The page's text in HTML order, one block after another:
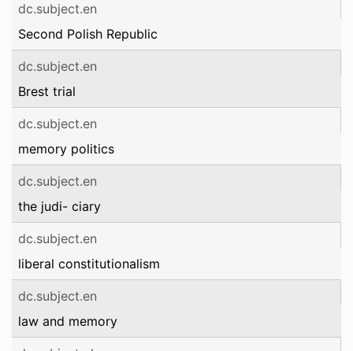
dc.subject.en
Second Polish Republic
dc.subject.en
Brest trial
dc.subject.en
memory politics
dc.subject.en
the judi- ciary
dc.subject.en
liberal constitutionalism
dc.subject.en
law and memory